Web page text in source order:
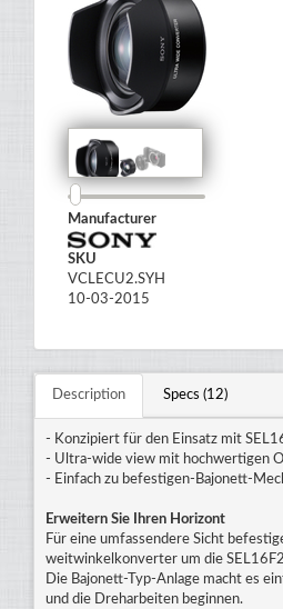
Manufacturer
SKU
VCLECU2.SYH
10-03-2015
Description Specs (12)
- Konzipiert für den Einsatz mit
- Ultra-wide view mit hochwertigen
- Einfach zu befestigen-Bajonett-
Erweitern Sie Ihren Horizont
Für eine umfassendere Sicht
weitwinkelkonverter um die
Die Bajonett-Typ-Anlage macht es
und die Dreharbeiten beginnen.